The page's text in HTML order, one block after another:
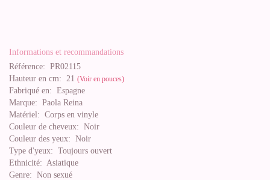
Informations et recommandations
Référence: PR02115
Hauteur en cm: 21 (Voir en pouces)
Fabriqué en: Espagne
Marque: Paola Reina
Matériel: Corps en vinyle
Couleur de cheveux: Noir
Couleur des yeux: Noir
Type d'yeux: Toujours ouvert
Ethnicité: Asiatique
Genre: Non sexué